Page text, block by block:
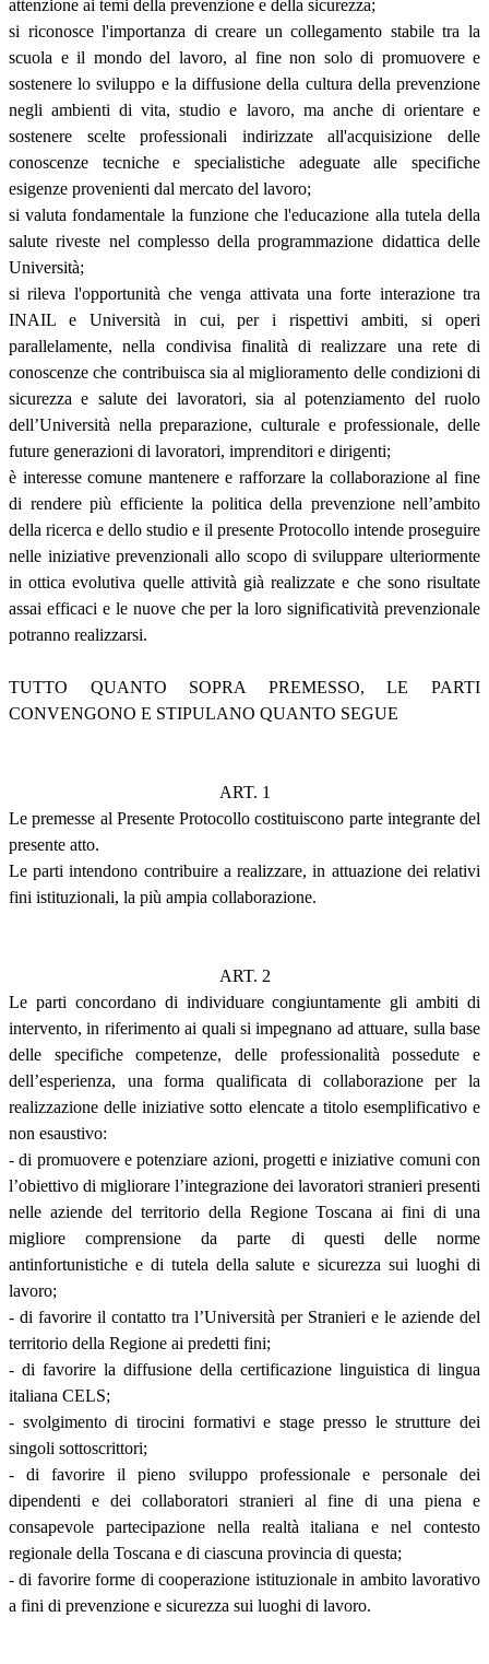
attenzione ai temi della prevenzione e della sicurezza;
si riconosce l'importanza di creare un collegamento stabile tra la
scuola e il mondo del lavoro, al fine non solo di promuovere e
sostenere lo sviluppo e la diffusione della cultura della prevenzione
negli ambienti di vita, studio e lavoro, ma anche di orientare e
sostenere scelte professionali indirizzate all'acquisizione delle
conoscenze tecniche e specialistiche adeguate alle specifiche
esigenze provenienti dal mercato del lavoro;
si valuta fondamentale la funzione che l'educazione alla tutela della
salute riveste nel complesso della programmazione didattica delle
Università;
si rileva l'opportunità che venga attivata una forte interazione tra
INAIL e Università in cui, per i rispettivi ambiti, si operi
parallelamente, nella condivisa finalità di realizzare una rete di
conoscenze che contribuisca sia al miglioramento delle condizioni di
sicurezza e salute dei lavoratori, sia al potenziamento del ruolo
dell’Università nella preparazione, culturale e professionale, delle
future generazioni di lavoratori, imprenditori e dirigenti;
è interesse comune mantenere e rafforzare la collaborazione al fine
di rendere più efficiente la politica della prevenzione nell’ambito
della ricerca e dello studio e il presente Protocollo intende proseguire
nelle iniziative prevenzionali allo scopo di sviluppare ulteriormente
in ottica evolutiva quelle attività già realizzate e che sono risultate
assai efficaci e le nuove che per la loro significatività prevenzionale
potranno realizzarsi.
TUTTO QUANTO SOPRA PREMESSO, LE PARTI
CONVENGONO E STIPULANO QUANTO SEGUE
ART. 1
Le premesse al Presente Protocollo costituiscono parte integrante del
presente atto.
Le parti intendono contribuire a realizzare, in attuazione dei relativi
fini istituzionali, la più ampia collaborazione.
ART. 2
Le parti concordano di individuare congiuntamente gli ambiti di
intervento, in riferimento ai quali si impegnano ad attuare, sulla base
delle specifiche competenze, delle professionalità possedute e
dell’esperienza, una forma qualificata di collaborazione per la
realizzazione delle iniziative sotto elencate a titolo esemplificativo e
non esaustivo:
- di promuovere e potenziare azioni, progetti e iniziative comuni con
l’obiettivo di migliorare l’integrazione dei lavoratori stranieri presenti
nelle aziende del territorio della Regione Toscana ai fini di una
migliore comprensione da parte di questi delle norme
antinfortunistiche e di tutela della salute e sicurezza sui luoghi di
lavoro;
- di favorire il contatto tra l’Università per Stranieri e le aziende del
territorio della Regione ai predetti fini;
- di favorire la diffusione della certificazione linguistica di lingua
italiana CELS;
- svolgimento di tirocini formativi e stage presso le strutture dei
singoli sottoscrittori;
- di favorire il pieno sviluppo professionale e personale dei
dipendenti e dei collaboratori stranieri al fine di una piena e
consapevole partecipazione nella realtà italiana e nel contesto
regionale della Toscana e di ciascuna provincia di questa;
- di favorire forme di cooperazione istituzionale in ambito lavorativo
a fini di prevenzione e sicurezza sui luoghi di lavoro.